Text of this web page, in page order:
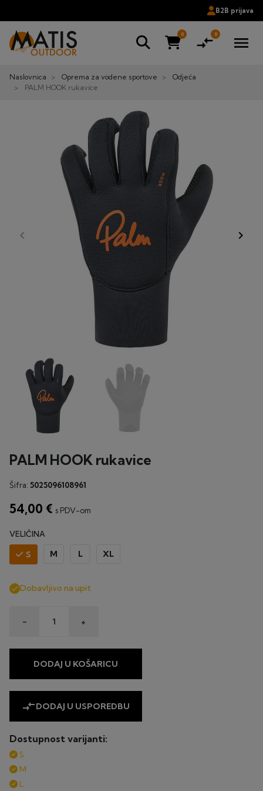
B2B prijava
0 compare_arrows0 menu
Naslovnica Oprema za vodene sportove
Odjeća
PALM HOOK rukavice
Prije
keyboard_arrow_left Dalje
keyboard_arrow_right
PALM HOOK rukavice
Šifra: 5025096108961
54,00 € s PDV-om
VELIČINA
S M L XL
 Dobavljivo na upit
- +
DODAJ U KOŠARICU
compare_arrowsDODAJ U USPOREDBU
Dostupnost varijanti:
S
M
L